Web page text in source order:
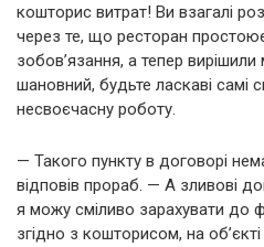
кошторис витрат! Ви взагалі
через те, що ресторан
зобов’язання, а тепер
шановний, будьте ласкаві самі
несвоєчасну роботу.
— Такого пункту в договорі
відповів прораб. — А зливові
я можу сміливо зарахувати до
згідно з кошторисом, на